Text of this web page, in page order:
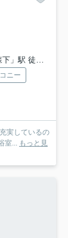
駅 徒歩4分
ニー
実しているの
室...
もっと見